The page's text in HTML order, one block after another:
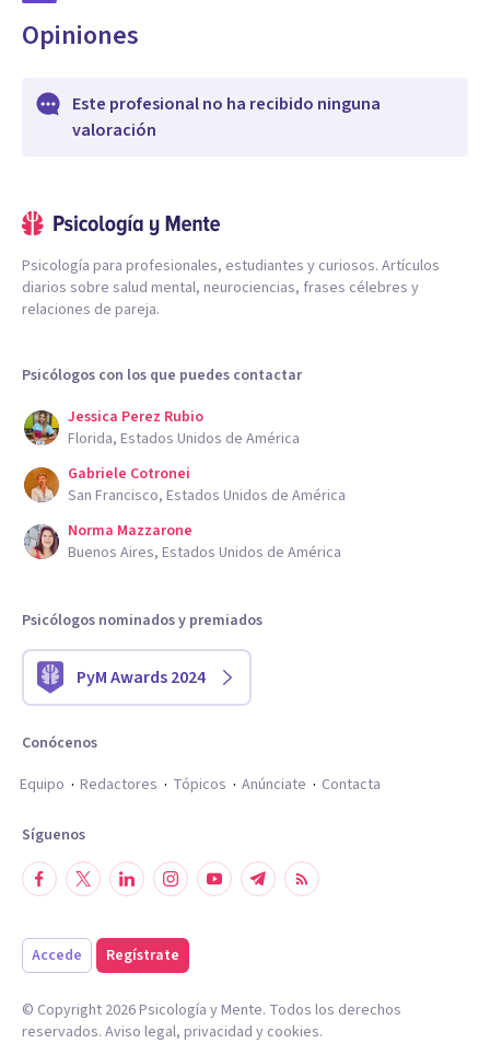
Opiniones
Este profesional no ha recibido ninguna
valoración
Psicología para profesionales, estudiantes y curiosos. Artículos
diarios sobre salud mental, neurociencias, frases célebres y
relaciones de pareja.
Psicólogos con los que puedes contactar
Jessica Perez Rubio
Florida, Estados Unidos de América
Gabriele Cotronei
San Francisco, Estados Unidos de América
Norma Mazzarone
Buenos Aires, Estados Unidos de América
Psicólogos nominados y premiados
PyM Awards 2024
Conócenos
Equipo
Redactores Tópicos Anúnciate Contacta
Síguenos
Accede Regístrate
© Copyright 2026Psicología y Mente. Todos los derechos
reservados. Aviso legal, privacidad y cookies.